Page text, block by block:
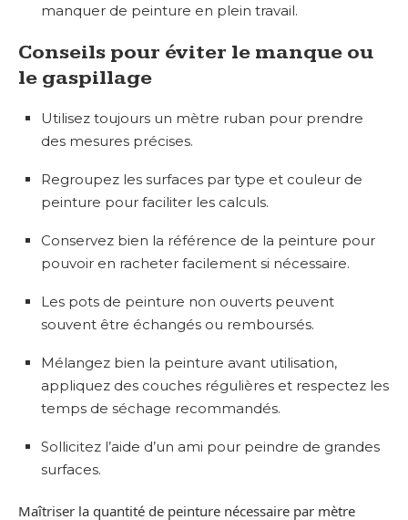
manquer de peinture en plein travail.
Conseils pour éviter le manque ou
le gaspillage
Utilisez toujours un mètre ruban pour prendre
des mesures précises.
Regroupez les surfaces par type et couleur de
peinture pour faciliter les calculs.
Conservez bien la référence de la peinture pour
pouvoir en racheter facilement si nécessaire.
Les pots de peinture non ouverts peuvent
souvent être échangés ou remboursés.
Mélangez bien la peinture avant utilisation,
appliquez des couches régulières et respectez les
temps de séchage recommandés.
Sollicitez l’aide d’un ami pour peindre de grandes
surfaces.
Maîtriser la quantité de peinture nécessaire par mètre